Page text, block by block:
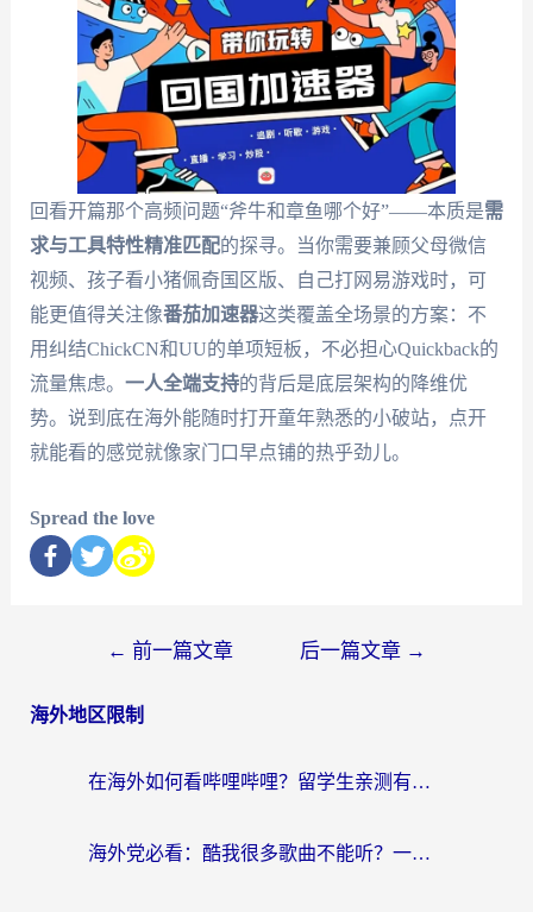
回看开篇那个高频问题“斧牛和章鱼哪个好”——本质是需
求与工具特性精准匹配的探寻。当你需要兼顾父母微信
视频、孩子看小猪佩奇国区版、自己打网易游戏时，可
能更值得关注像番茄加速器这类覆盖全场景的方案：不
用纠结ChickCN和UU的单项短板，不必担心Quickback的
流量焦虑。 一人全端支持的背后是底层架构的降维优
势。说到底在海外能随时打开童年熟悉的小破站，点开
就能看的感觉就像家门口早点铺的热乎劲儿。
Spread the love
← 前一篇文章 后一篇文章 →
海外地区限制
在海外如何看哔哩哔哩？留学生亲测有效的回国加速指南
海外党必看：酷我很多歌曲不能听？一招解决优酷版权限制+B站地域问题！